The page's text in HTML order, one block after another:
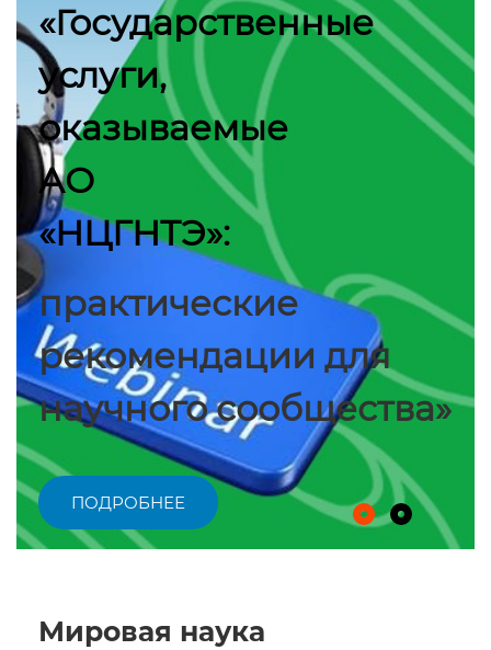
«Государственные
услуги,
оказываемые
АО
«НЦГНТЭ»:
практические
рекомендации для
научного сообщества»
ПОДРОБНЕЕ
Мировая наука